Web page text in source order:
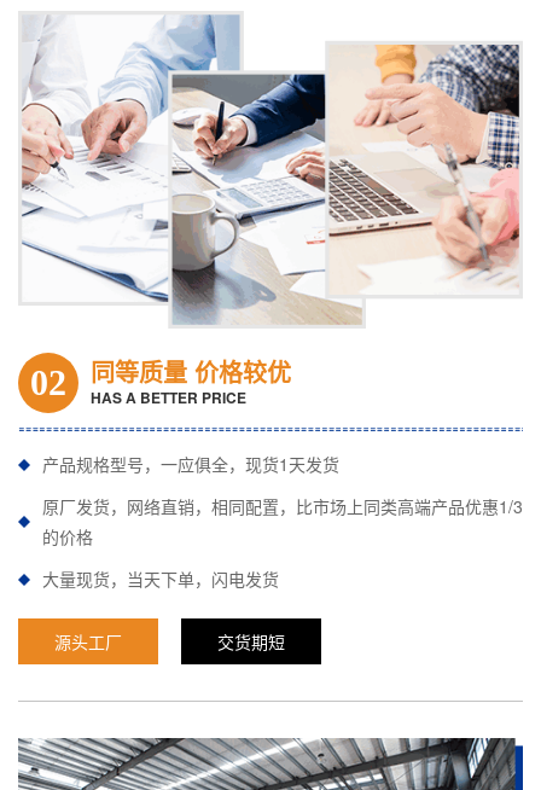
02 同等质量 价格较优
HAS A BETTER PRICE
产品规格型号，一应俱全，现货1天发货
原厂发货，网络直销，相同配置，比市场上同类高端产品优惠1/3
的价格
大量现货，当天下单，闪电发货
源头工厂 交货期短